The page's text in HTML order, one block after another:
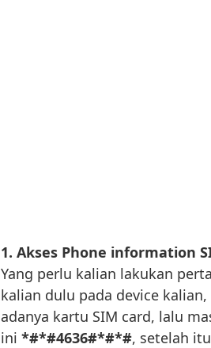
1. Akses Phone information
Yang perlu kalian lakukan
kalian dulu pada device
adanya kartu SIM card, lalu
ini *#*#4636#*#*#, setelah